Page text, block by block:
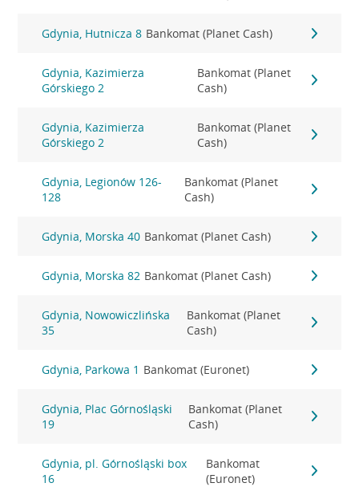
Gdynia, Hutnicza 8 Bankomat (Planet Cash)
Gdynia, Kazimierza
Górskiego 2
Bankomat (Planet
Cash)
Gdynia, Kazimierza
Górskiego 2
Bankomat (Planet
Cash)
Gdynia, Legionów 126-
128
Bankomat (Planet
Cash)
Gdynia, Morska 40 Bankomat (Planet Cash)
Gdynia, Morska 82 Bankomat (Planet Cash)
Gdynia, Nowowiczlińska
35
Bankomat (Planet
Cash)
Gdynia, Parkowa 1 Bankomat (Euronet)
Gdynia, Plac Górnośląski
19
Bankomat (Planet
Cash)
Gdynia, pl. Górnośląski box
16
Bankomat
(Euronet)